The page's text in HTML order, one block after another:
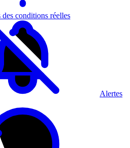
conditions réelles
Alertes